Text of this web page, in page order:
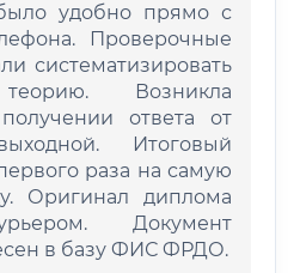
удобно прямо с
Проверочные
систематизировать
Возникла
ответа от
Итоговый
раза на самую
Оригинал диплома
Документ
в базу ФИС ФРДО.